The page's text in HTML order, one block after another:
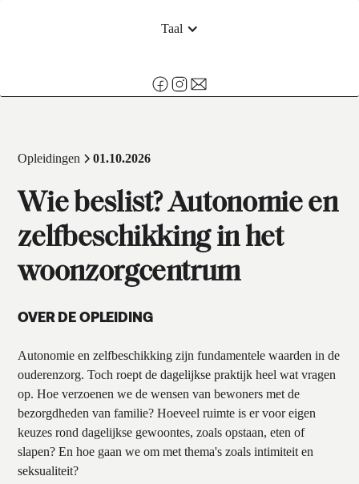
Taal
Opleidingen 01.10.2026
Wie beslist? Autonomie en
zelfbeschikking in het
woonzorgcentrum
OVER DE OPLEIDING
Autonomie en zelfbeschikking zijn fundamentele waarden in de
ouderenzorg. Toch roept de dagelijkse praktijk heel wat vragen
op. Hoe verzoenen we de wensen van bewoners met de
bezorgdheden van familie? Hoeveel ruimte is er voor eigen
keuzes rond dagelijkse gewoontes, zoals opstaan, eten of
slapen? En hoe gaan we om met thema's zoals intimiteit en
seksualiteit?